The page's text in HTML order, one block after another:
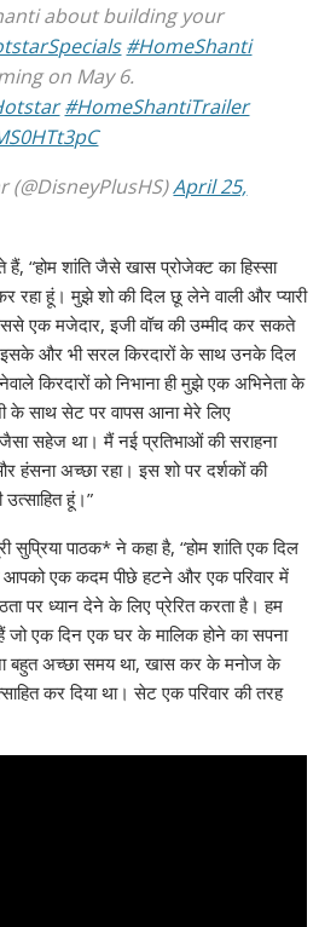
about building your
#HomeShanti
on May 6.
#HomeShantiTrailer
April 25,
“होम शांति जैसे खास प्रोजेक्ट का हिस्सा
रहा हूं। मुझे शो की दिल छू लेने वाली और प्यारी
एक मजेदार, इजी वॉच की उम्मीद कर सकते
इसके और भी सरल किरदारों के साथ उनके दिल
किरदारों को निभाना ही मुझे एक अभिनेता के
के साथ सेट पर वापस आना मेरे लिए
सहेज था। मैं नई प्रतिभाओं की सराहना
अच्छा रहा। इस शो पर दर्शकों की
हूं।”
पाठक* ने कहा है, “होम शांति एक दिल
आपको एक कदम पीछे हटने और एक परिवार में
पर ध्यान देने के लिए प्रेरित करता है। हम
जो एक दिन एक घर के मालिक होने का सपना
बहुत अच्छा समय था, खास कर के मनोज के
कर दिया था। सेट एक परिवार की तरह